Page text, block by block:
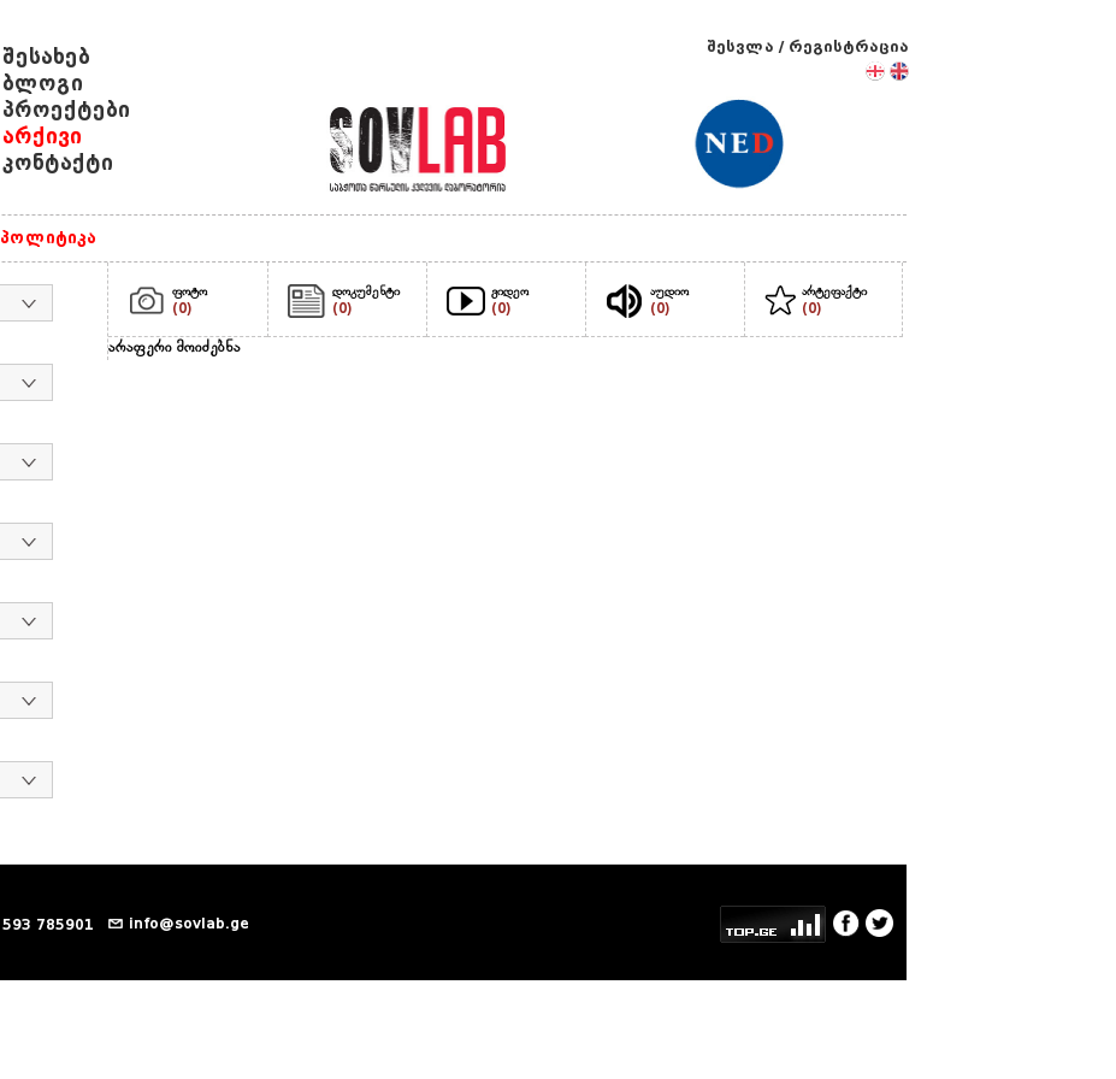
შესახებ
ბლოგი
პროექტები
არქივი
კონტაქტი
შესვლა / რეგისტრაცია
პოლიტიკა
ფოტო
(0)
დოკუმენტი
(0)
ვიდეო
(0)
აუდიო
(0)
არტეფაქტი
(0)
არაფერი მოიძებნა
593 785901 info@sovlab.ge